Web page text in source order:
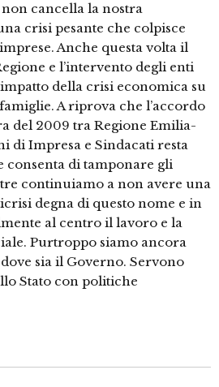
cancella la nostra
crisi pesante che colpisce
Anche questa volta il
e l’intervento degli enti
della crisi economica su
A riprova che l’accordo
del 2009 tra Regione Emilia-
di Impresa e Sindacati resta
consenta di tamponare gli
continuiamo a non avere una
degna di questo nome e in
al centro il lavoro e la
Purtroppo siamo ancora
sia il Governo. Servono
Stato con politiche